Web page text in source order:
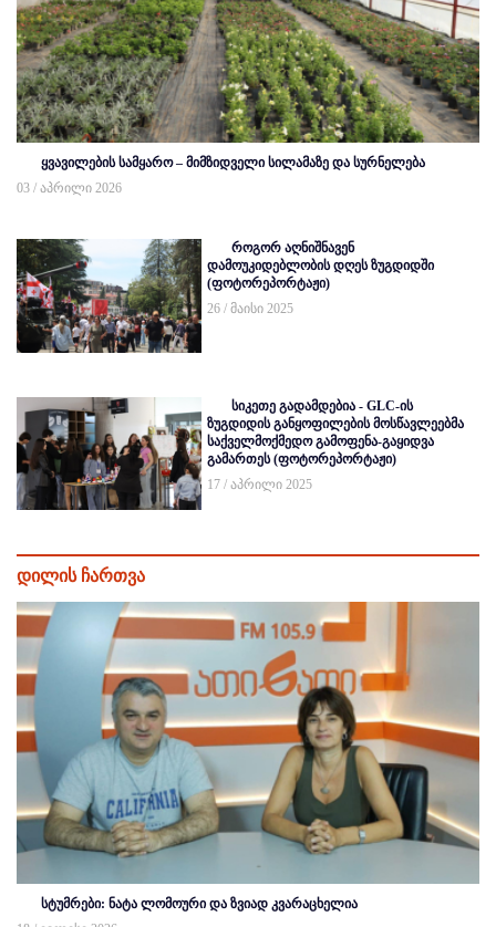
ყვავილების სამყარო – მიმზიდველი სილამაზე და სურნელება
03 / აპრილი 2026
როგორ აღნიშნავენ
დამოუკიდებლობის დღეს ზუგდიდში
(ფოტორეპორტაჟი)
26 / მაისი 2025
სიკეთე გადამდებია - GLC-ის
ზუგდიდის განყოფილების მოსწავლეებმა
საქველმოქმედო გამოფენა-გაყიდვა
გამართეს (ფოტორეპორტაჟი)
17 / აპრილი 2025
დილის ჩართვა
სტუმრები: ნატა ლომოური და ზვიად კვარაცხელია